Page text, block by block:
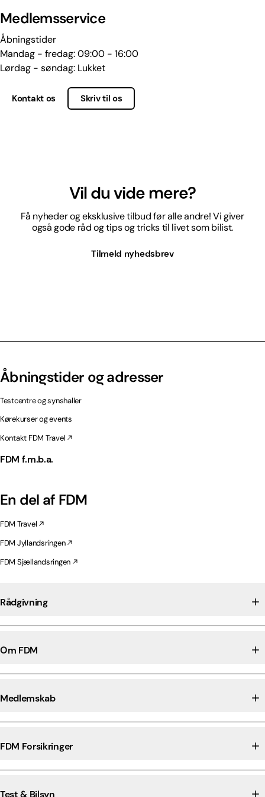
Medlemsservice
Åbningstider
Mandag - fredag: 09:00 - 16:00
Lørdag - søndag: Lukket
Kontakt os Skriv til os
Vil du vide mere?
Få nyheder og eksklusive tilbud før alle andre! Vi giver
også gode råd og tips og tricks til livet som bilist.
Tilmeld nyhedsbrev
Åbningstider og adresser
Testcentre og synshaller
Kørekurser og events
Kontakt FDM Travel
FDM f.m.b.a.
En del af FDM
FDM Travel
FDM Jyllandsringen
FDM Sjællandsringen
Rådgivning
Om FDM
Medlemskab
FDM Forsikringer
Test & Bilsyn